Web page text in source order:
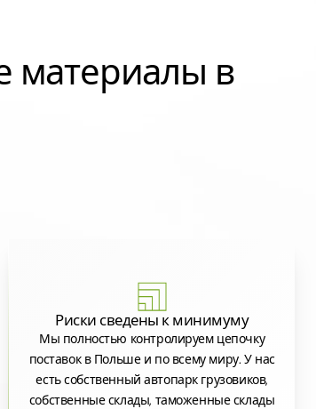
материалы в
Риски сведены к минимуму
Мы полностью контролируем цепочку
поставок в Польше и по всему миру. У нас
есть собственный автопарк грузовиков,
собственные склады, таможенные склады